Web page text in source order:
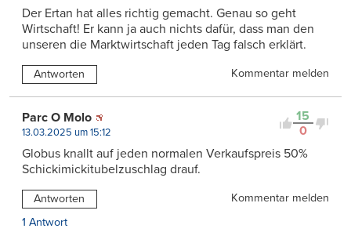
Der Ertan hat alles richtig gemacht. Genau so geht
Wirtschaft! Er kann ja auch nichts dafür, dass man den
unseren die Marktwirtschaft jeden Tag falsch erklärt.
Antworten Kommentar melden
15
0
Parc O Molo
13.03.2025 um 15:12
Globus knallt auf jeden normalen Verkaufspreis 50%
Schickimickitubelzuschlag drauf.
Antworten
Kommentar melden
1 Antwort